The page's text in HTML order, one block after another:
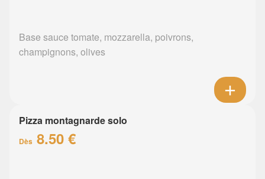
Base sauce tomate, mozzarella, poivrons,
champignons, olives
Pizza montagnarde solo
Dès 8.50 €